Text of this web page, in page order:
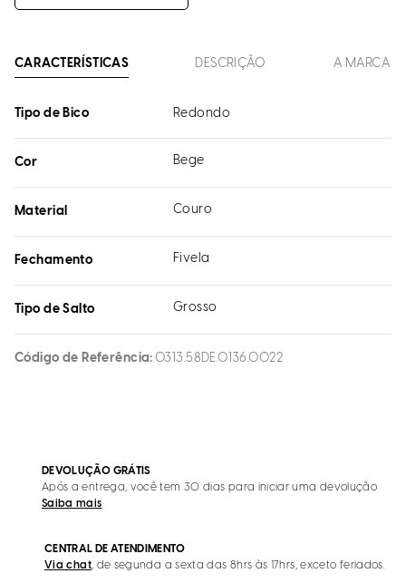
CARACTERÍSTICAS DESCRIÇÃO A MARCA
Tipo de Bico Redondo
Cor Bege
Material Couro
Fechamento Fivela
Tipo de Salto Grosso
Código de Referência 0313.58DE.0136.0022
DEVOLUÇÃO GRÁTIS
Após a entrega, você tem 30 dias para iniciar uma devolução
Saiba mais
CENTRAL DE ATENDIMENTO
Via chat, de segunda a sexta das 8hrs às 17hrs, exceto feriados.